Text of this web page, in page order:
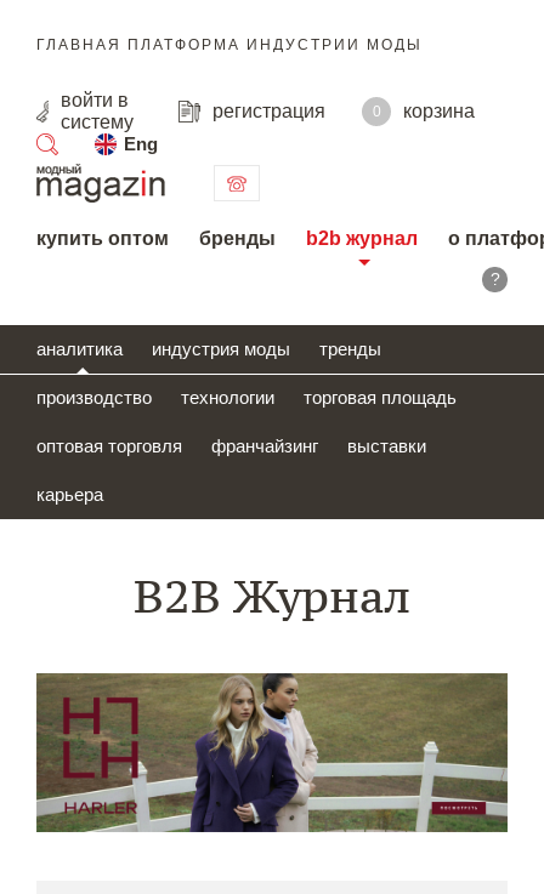
ГЛАВНАЯ ПЛАТФОРМА ИНДУСТРИИ МОДЫ
войти в
систему
регистрация 0
корзина
Eng
поиск
купить оптом бренды b2b журнал о
?
аналитика индустрия моды тренды
производство технологии торговая площадь
оптовая торговля франчайзинг выставки
карьера
B2B Журнал